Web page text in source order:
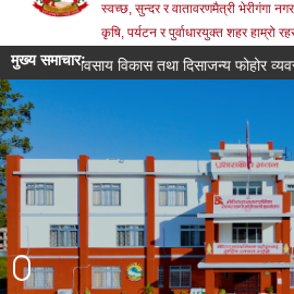
स्वच्छ, सुन्दर र वातावरणमैत्री भेरीगंगा नगर
कृषि, पर्यटन र पुर्वाधारयुक्त शहर हाम्रो
मुख्य समाचारःब्यवसाय विकास तथा दिसाजन्य फोहोर
गंगामाला देउती बज्यै मन्दिर
नव निर्वाचित जनप्रतिनिधिहरुको सपथ ग्रहण कार्यक्रम
भेरीगंगा नगरपालिका खेति योग्य जमिन